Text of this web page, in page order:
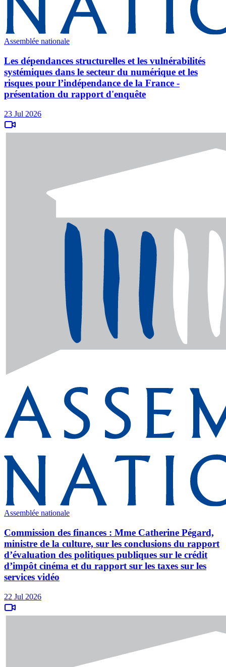
Assemblée nationale
Les dépendances structurelles et les vulnérabilités
systémiques dans le secteur du numérique et les
risques pour l’indépendance de la France -
présentation du rapport d'enquête
23 Jul 2026
Assemblée nationale
Commission des finances : Mme Catherine Pégard,
ministre de la culture, sur les conclusions du rapport
d’évaluation des politiques publiques sur le crédit
d’impôt cinéma et du rapport sur les taxes sur les
services vidéo
22 Jul 2026